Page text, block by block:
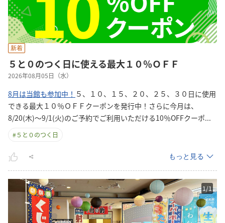
新着
５と０のつく日に使える最大１０％ＯＦＦ
2026年08月05日（水）
8月は当館も参加中！ ５、１０、１５、２０、２５、３０日に使用
できる最大１０％ＯＦＦクーポンを発行中！さらに今月は、
8/20(木)～9/1(火)のご予約でご利用いただける10％OFFクーポ...
#５と０のつく日
もっと見る
1/1